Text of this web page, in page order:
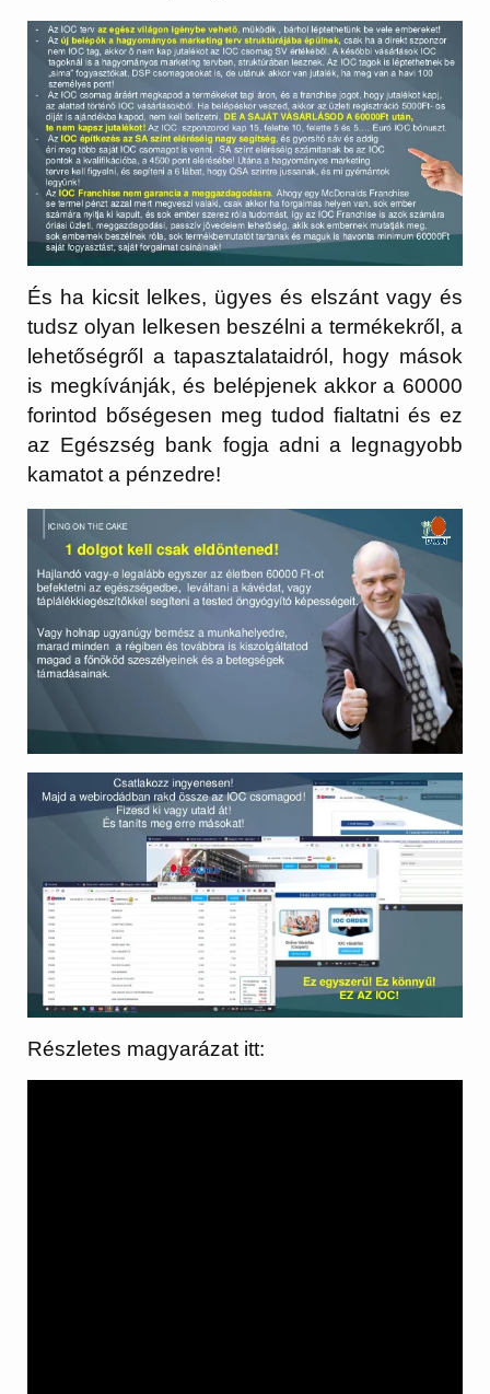
És ha kicsit lelkes, ügyes és elszánt vagy és
tudsz olyan lelkesen beszélni a termékekről, a
lehetőségről a tapasztalataidról, hogy mások
is megkívánják, és belépjenek akkor a 60000
forintod bőségesen meg tudod fialtatni és ez
az Egészség bank fogja adni a legnagyobb
kamatot a pénzedre!
Részletes magyarázat itt: